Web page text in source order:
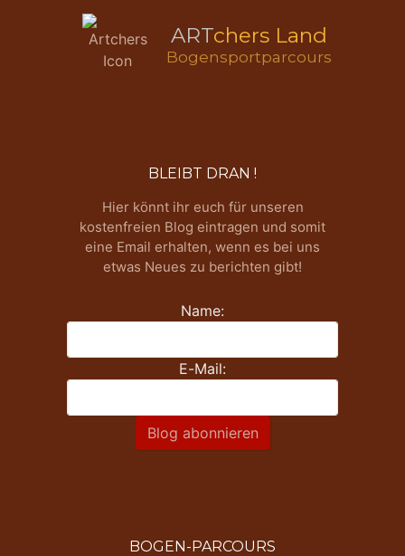
ARTchers Land
Bogensportparcours
BLEIBT DRAN !
Hier könnt ihr euch für unseren
kostenfreien Blog eintragen und somit
eine Email erhalten, wenn es bei uns
etwas Neues zu berichten gibt!
Name:
E-Mail:
Blog abonnieren
BOGEN-PARCOURS